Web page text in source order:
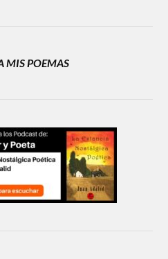
MIS POEMAS